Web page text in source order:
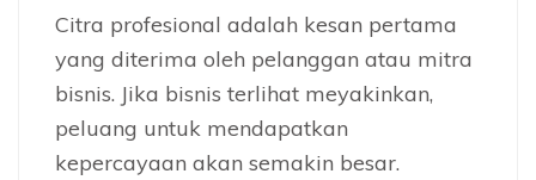
Citra profesional adalah kesan pertama
yang diterima oleh pelanggan atau mitra
bisnis. Jika bisnis terlihat meyakinkan,
peluang untuk mendapatkan
kepercayaan akan semakin besar.